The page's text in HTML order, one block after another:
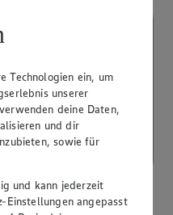
Technologien ein, um
unserer
deine Daten,
und dir
sowie für
und kann jederzeit
Einstellungen angepasst